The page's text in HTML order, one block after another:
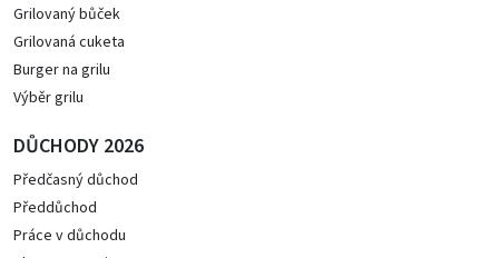
Grilovaný bůček
Grilovaná cuketa
Burger na grilu
Výběr grilu
DŮCHODY 2026
Předčasný důchod
Předdůchod
Práce v důchodu